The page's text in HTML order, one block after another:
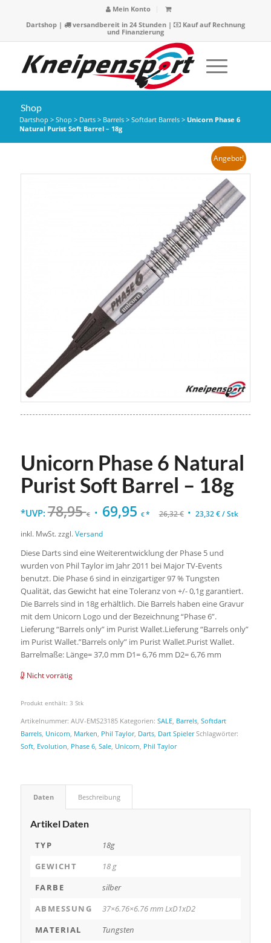
Mein Konto
Dartshop| versandbereit in 24 Stunden |
Kauf auf Rechnung
und Finanzierung
Shop
Dartshop > Shop > Darts> Barrels> Softdart Barrels> Unicorn Phase 6
Natural Purist Soft Barrel – 18g
Angebot!
Unicorn Phase 6 Natural
Purist Soft Barrel – 18g
*UVP: 78,95€ 69,95 €* 26,32€ 23,32€/Stk
inkl. MwSt. zzgl.Versand
Diese Darts sind eine Weiterentwicklung der Phase 5 und
wurden von Phil Taylor im Jahr 2011 bei Major TV-Events
benutzt. Die Phase 6 sind in einzigartiger 97 % Tungsten
Qualität, das Gewicht hat eine Toleranz von +/- 0,1g garantiert.
Die Barrels sind in 18g erhältlich. Die Barrels haben eine Gravur
mit dem Unicorn Logo und der Bezeichnung “Phase 6”.
Lieferung “Barrels only” im Purist Wallet.Lieferung “Barrels only”
im Purist Wallet.”Barrels only” im Purist Wallet.Purist Wallet.
Barrelmaße: Länge= 37,0 mm D1= 6,76 mm D2= 6,76 mm
Nicht vorrätig
Produkt enthält: 3 Stk
Artikelnummer: AUV-EMS23185 Kategorien: SALE, Barrels, Softdart
Barrels, Unicorn, Marken, Phil Taylor, Darts, Dart Spieler Schlagwörter:
Soft, Evolution, Phase 6, Sale, Unicorn, Phil Taylor
Daten Beschreibung
Artikel Daten
TYP
18g
GEWICHT
18 g
FARBE
silber
ABMESSUNG
37×6.76×6.76 mm LxD1xD2
MATERIAL
Tungsten